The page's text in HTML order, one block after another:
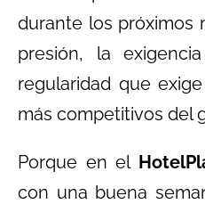
durante los próximos
presión, la
regularidad que
más competitivos del
Porque en el
con una buena